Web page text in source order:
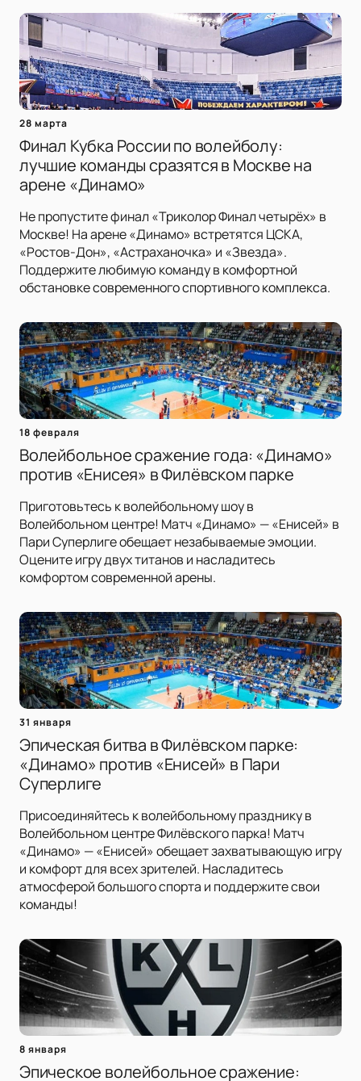
28 марта
Финал Кубка России по волейболу:
лучшие команды сразятся в Москве на
арене «Динамо»
Не пропустите финал «Триколор Финал четырёх» в
Москве! На арене «Динамо» встретятся ЦСКА,
«Ростов-Дон», «Астраханочка» и «Звезда».
Поддержите любимую команду в комфортной
обстановке современного спортивного комплекса.
18 февраля
Волейбольное сражение года: «Динамо»
против «Енисея» в Филёвском парке
Приготовьтесь к волейбольному шоу в
Волейбольном центре! Матч «Динамо» — «Енисей» в
Пари Суперлиге обещает незабываемые эмоции.
Оцените игру двух титанов и насладитесь
комфортом современной арены.
31 января
Эпическая битва в Филёвском парке:
«Динамо» против «Енисей» в Пари
Суперлиге
Присоединяйтесь к волейбольному празднику в
Волейбольном центре Филёвского парка! Матч
«Динамо» — «Енисей» обещает захватывающую игру
и комфорт для всех зрителей. Насладитесь
атмосферой большого спорта и поддержите свои
команды!
8 января
Эпическое волейбольное сражение: